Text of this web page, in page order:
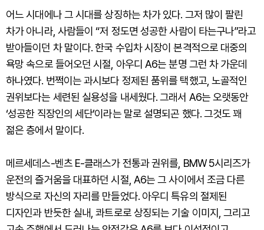
어느 시대에나 그 시대를 상징하는 차가 있다. 그저 많이 팔린
차가 아니라, 사람들이 “저 정도면 성공한 사람이 타는구나”라고
받아들이던 차 말이다. 한국 수입차 시장이 본격적으로 대중의
욕망 속으로 들어오던 시절, 아우디 A6는 분명 그런 차 가운데
하나였다. 번쩍이는 과시보다 정제된 품위를 택했고, 노골적인
권위보다는 세련된 실용성을 내세웠다. 그래서 A6는 오랫동안
‘성공한 직장인의 세단’이라는 말로 설명되곤 했다. 그것도 꽤
젊은 층에서 말이다.
메르세데스-벤츠 E-클래스가 전통과 권위를, BMW 5시리즈가
운전의 즐거움을 대표하던 시절, A6는 그 사이에서 조금 다른
방식으로 자신의 자리를 만들었다. 아우디 특유의 절제된
디자인과 반듯한 실내, 콰트로로 상징되는 기술 이미지, 그리고